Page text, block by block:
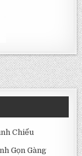
Chiếu
Gọn Gàng